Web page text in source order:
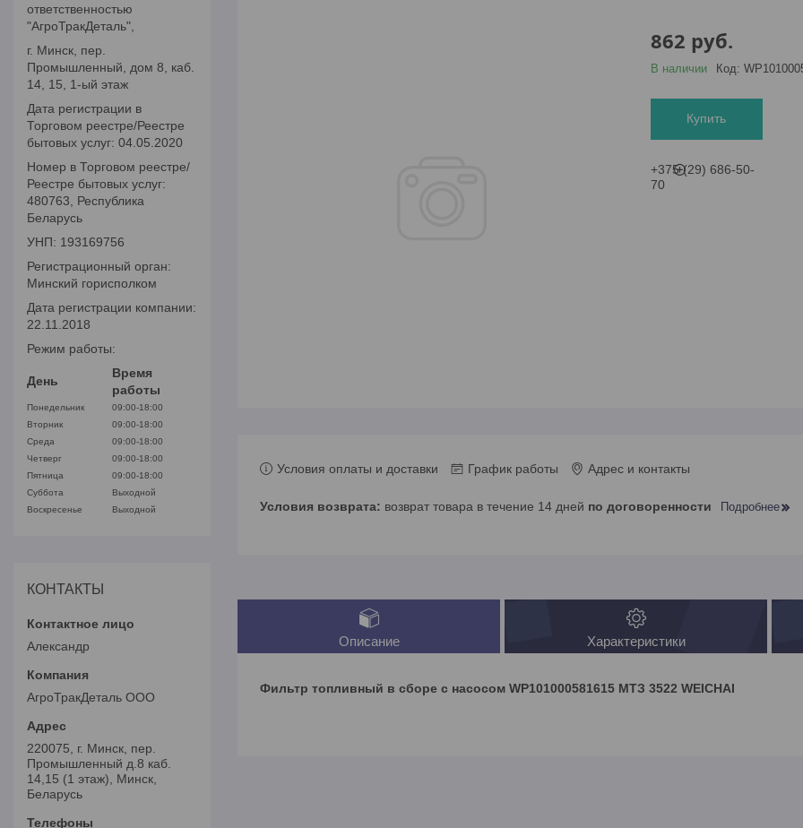
862 руб.
В наличии Код:
Купить
+375 (29) 686-50-
70
Условия оплаты и доставки График работы Адрес и контакты
возврат товара в течение 14 дней по договоренности Подробнее
Описание Характеристики
Фильтр топливный в сборе с насосом WP101000581615 МТЗ 3522 WEICHAI
ответственностью
"АгроТракДеталь",
г. Минск, пер.
Промышленный, дом 8, каб.
14, 15, 1-ый этаж
Дата регистрации в
Торговом реестре/Реестре
бытовых услуг: 04.05.2020
Номер в Торговом реестре/
Реестре бытовых услуг:
480763, Республика
Беларусь
УНП: 193169756
Регистрационный орган:
Минский горисполком
Дата регистрации компании:
22.11.2018
Режим работы:
День
Время
работы
Понедельник
09:00-18:00
Вторник
09:00-18:00
Среда
09:00-18:00
Четверг
09:00-18:00
Пятница
09:00-18:00
Суббота
Выходной
Воскресенье
Выходной
КОНТАКТЫ
Александр
АгроТракДеталь ООО
220075, г. Минск, пер.
Промышленный д.8 каб.
14,15 (1 этаж), Минск,
Беларусь